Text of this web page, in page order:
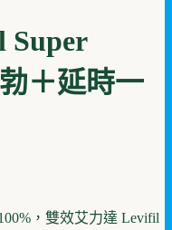
Super
＋延時一
，雙效艾力達 Levifil